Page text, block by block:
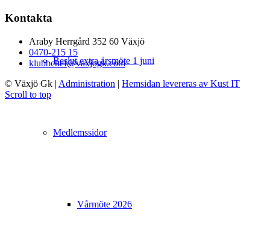
Beslut extra årsmöte 1 juni
Medlemssidor
Vårmöte 2026
Kontakta
Araby Herrgård 352 60 Växjö
0470-215 15
klubbchef@vaxjogk.com
© Växjö Gk | Administration | Hemsidan levereras av Kust IT
Scroll to top